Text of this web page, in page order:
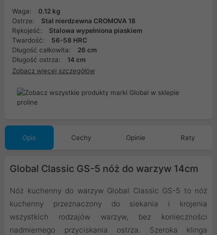
Waga:
0.12 kg
Ostrze:
Stal nierdzewna CROMOVA 18
Rękojeść:
Stalowa wypełniona piaskiem
Twardość:
56-58 HRC
Długość całkowita:
26 cm
Długość ostrza:
14 cm
Zobacz więcej szczegółów
Opis Cechy Opinie Raty
Global Classic GS-5 nóż do warzyw 14cm
Nóż kuchenny do warzyw Global Classic GS-5 to nóż
kuchenny przeznaczony do siekania i krojenia
wszystkich rodzajów warzyw, bez konieczności
nadmiernego przyciskania ostrza. Szeroka klinga